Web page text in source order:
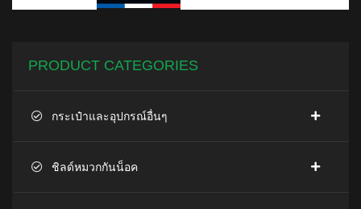
PRODUCT CATEGORIES
กระเป๋าและอุปกรณ์อื่นๆ
ชิลด์หมวกกันน็อค